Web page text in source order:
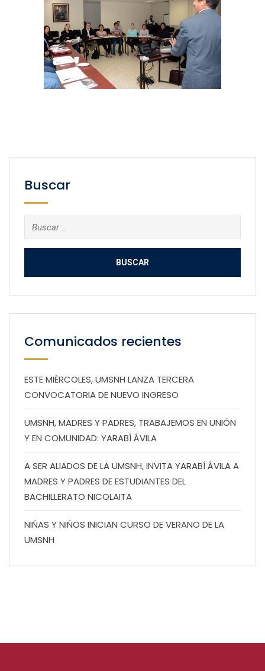
Buscar
Buscar:
Comunicados recientes
ESTE MIÉRCOLES, UMSNH LANZA TERCERA
CONVOCATORIA DE NUEVO INGRESO
UMSNH, MADRES Y PADRES, TRABAJEMOS EN UNIÓN
Y EN COMUNIDAD: YARABÍ ÁVILA
A SER ALIADOS DE LA UMSNH, INVITA YARABÍ ÁVILA A
MADRES Y PADRES DE ESTUDIANTES DEL
BACHILLERATO NICOLAITA
NIÑAS Y NIÑOS INICIAN CURSO DE VERANO DE LA
UMSNH